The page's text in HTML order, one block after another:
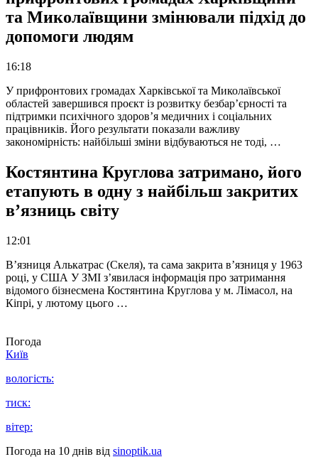
та Миколаївщини змінювали підхід до
допомоги людям
16:18
У прифронтових громадах Харківської та Миколаївської
областей завершився проєкт із розвитку безбар’єрності та
підтримки психічного здоров’я медичних і соціальних
працівників. Його результати показали важливу
закономірність: найбільші зміни відбуваються не тоді, …
Костянтина Круглова затримано, його
етапують в одну з найбільш закритих
в’язниць світу
12:01
В’язниця Алькатрас (Скеля), та сама закрита в’язниця у 1963
році, у США У ЗМІ з’явилася інформація про затримання
відомого бізнесмена Костянтина Круглова у м. Лімасол, на
Кіпрі, у лютому цього …
Погода
Київ
вологість:
тиск:
вітер:
Погода на 10 днів від sinoptik.ua